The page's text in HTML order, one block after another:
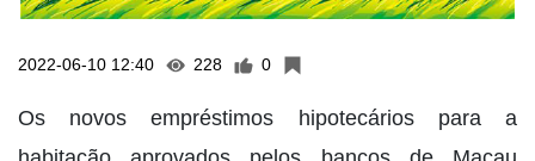
2022-06-10 12:40 228 0
Os novos empréstimos hipotecários para a